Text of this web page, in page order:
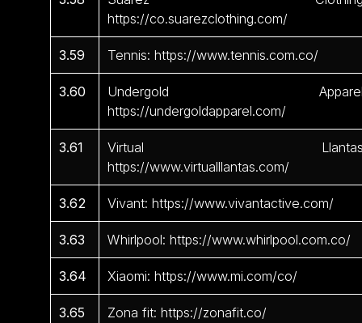
https://co.suarezclothing.com/
3.59 Tennis: https://www.tennis.com.co/
3.60
Undergold
https://undergoldapparel.com/
3.61
Virtual
https://www.virtualllantas.com/
3.62 Vivant: https://www.vivantactive.com/
3.63 Whirlpool: https://www.whirlpool.com.co/
3.64 Xiaomi: https://www.mi.com/co/
3.65 Zona fit: https://zonafit.co/